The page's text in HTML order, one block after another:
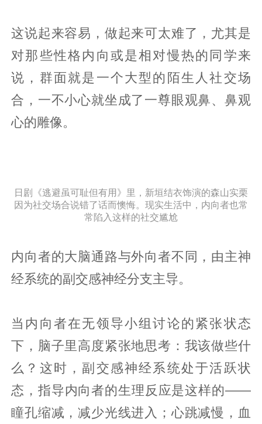
这说起来容易，做起来可太难了，尤其是
对那些性格内向或是相对慢热的同学来
说，群面就是一个大型的陌生人社交场
合，一不小心就坐成了一尊眼观鼻、鼻观
心的雕像。
日剧《逃避虽可耻但有用》里，新垣结衣饰演的森山实栗
因为社交场合说错了话而懊悔。现实生活中，内向者也常
常陷入这样的社交尴尬
内向者的大脑通路与外向者不同，由主神
经系统的副交感神经分支主导。
当内向者在无领导小组讨论的紧张状态
下，脑子里高度紧张地思考：我该做些什
么？这时，副交感神经系统处于活跃状
态，指导内向者的生理反应是这样的——
瞳孔缩减，减少光线进入；心跳减慢，血